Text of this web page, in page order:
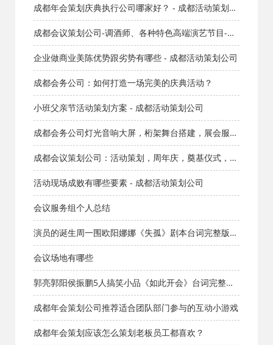
水晶字/桁架舞台/车贴喷绘雕刻
成都年会策划庆典执行公司哪家好？ - 成都活动策划公
司
成都会议策划公司-调酒师、各种特色高端演艺节目-礼
仪模特-气氛节目-舞蹈乐队主持人
企业做商业美陈优势跟劣势有哪些 - 成都活动策划公司
成都会务公司：如何打造一场完美的庆典活动？
小班父亲节活动策划方案 - 成都活动策划公司
成都会务公司灯光音响大屏，桁架舞台搭建，展会服
务，会议布置 礼仪庆典
成都会议策划公司：活动策划，周年庆，奠基仪式，开
业庆典
活动现场成败有哪些要素 - 成都活动策划公司
会议服务组个人总结
演员的诞生周一围欧阳娜娜《失孤》剧本台词完整版_
小品剧本库_知识库_成都活动公司网_策划网_方案网_文
案网_文档网
会议场地有哪些
郭亮郭阳侯振鹏5人搞笑小品《如此开会》台词完整版_
小品剧本库_知识库_成都活动公司网_策划网_方案网_文
案网_文档网
成都年会策划公司推荐适合团队部门参与的互动小游戏
成都年会策划应该怎么策划老板员工都喜欢？